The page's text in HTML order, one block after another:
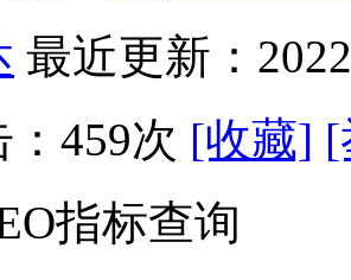
最近更新：
459次 [收藏] [
指标查询